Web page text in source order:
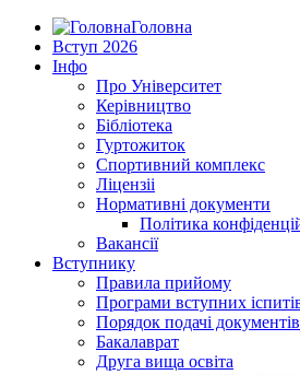
Головна
Вступ 2026
Інфо
Про Університет
Керівництво
Бібліотека
Гуртожиток
Спортивний комплекс
Ліцензіі
Нормативні документи
Політика
Вакансії
Вступнику
Правила прийому
Програми вступних
Порядок подачі документів
Бакалаврат
Друга вища освіта